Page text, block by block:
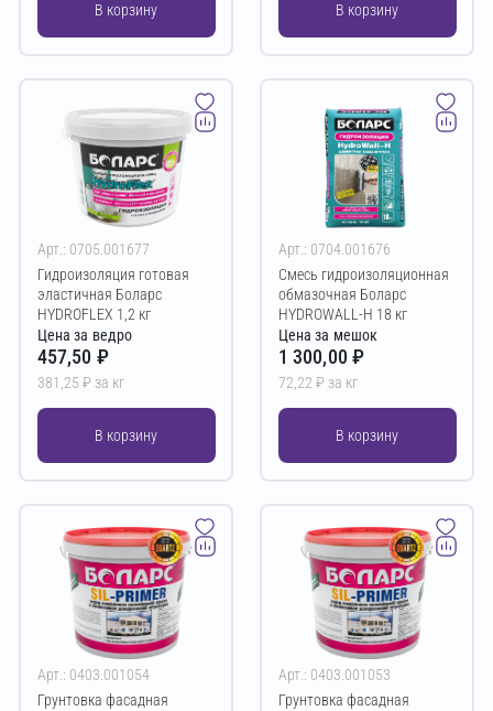
В корзину В корзину
Арт.: 0705.001677
Гидроизоляция готовая
эластичная Боларс
HYDROFLEX 1,2 кг
Цена за ведро
457,50 ₽
381,25 ₽ за кг
В корзину
Арт.: 0704.001676
Смесь гидроизоляционная
обмазочная Боларс
HYDROWALL-H 18 кг
Цена за мешок
1 300,00 ₽
72,22 ₽ за кг
В корзину
Арт.: 0403.001054
Грунтовка фасадная
Арт.: 0403.001053
Грунтовка фасадная